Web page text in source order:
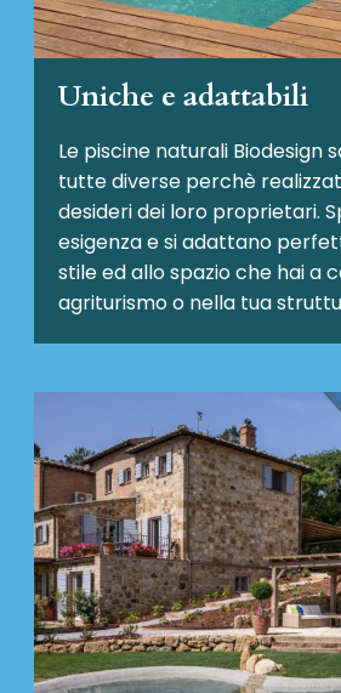
Uniche e adattabili
Le piscine naturali Biodesign
tutte diverse perchè
desideri dei loro proprietari.
esigenza e si adattano
stile ed allo spazio che hai a
agriturismo o nella tua